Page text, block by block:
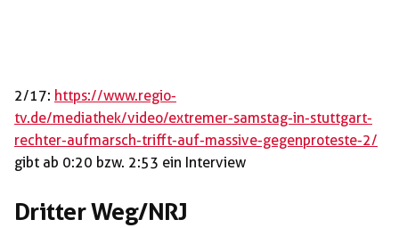
2/17: https://www.regio-
tv.de/mediathek/video/extremer-samstag-in-stuttgart-
rechter-aufmarsch-trifft-auf-massive-gegenproteste-2/
gibt ab 0:20 bzw. 2:53 ein Interview
Dritter Weg/NRJ